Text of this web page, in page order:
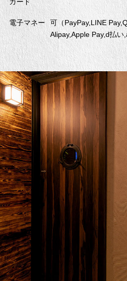
カード
電子マネー
可（PayPay,LINE
Alipay,Apple Pay,d払い